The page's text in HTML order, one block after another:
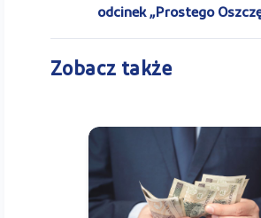
odcinek „Prostego
Zobacz także